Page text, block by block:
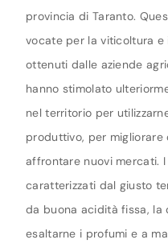
provincia di Taranto.
vocate per la viticoltura e
ottenuti dalle aziende
hanno stimolato
nel territorio per
produttivo, per
affrontare nuovi mercati. I
caratterizzati dal giusto
da buona acidità fissa, la
esaltarne i profumi e a